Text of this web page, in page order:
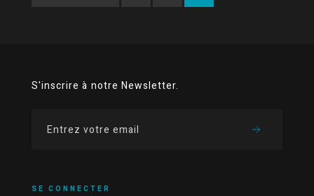
S'inscrire à notre Newsletter.
SE CONNECTER